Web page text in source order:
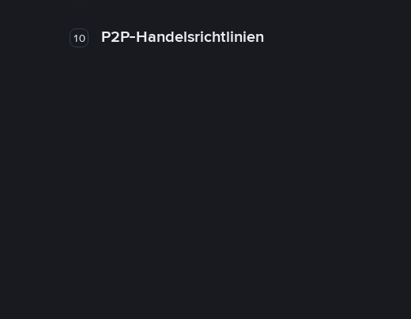
10 P2P-Handelsrichtlinien